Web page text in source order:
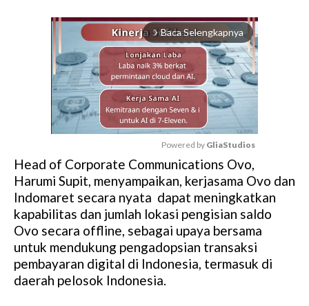
arrow_forward_ios Baca Selengkapnya
M
u
t
e
Powered by GliaStudios
Head of Corporate Communications Ovo,
Harumi Supit, menyampaikan, kerjasama Ovo dan
Indomaret secara nyata dapat meningkatkan
kapabilitas dan jumlah lokasi pengisian saldo
Ovo secara offline, sebagai upaya bersama
untuk mendukung pengadopsian transaksi
pembayaran digital di Indonesia, termasuk di
daerah pelosok Indonesia.